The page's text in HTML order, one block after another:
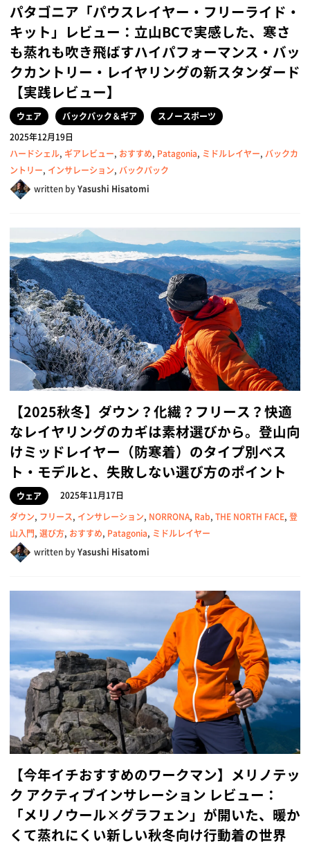
パタゴニア「パウスレイヤー・フリーライド・
キット」レビュー：立山BCで実感した、寒さ
も蒸れも吹き飛ばすハイパフォーマンス・バッ
クカントリー・レイヤリングの新スタンダード
【実践レビュー】
ウェア バックパック＆ギア
スノースポーツ
2025年12月19日
ハードシェル, ギアレビュー, おすすめ, Patagonia, ミドルレイヤー, バックカ
ントリー, インサレーション, バックパック
written byYasushi Hisatomi
【2025秋冬】ダウン？化繊？フリース？快適
なレイヤリングのカギは素材選びから。登山向
けミッドレイヤー（防寒着）のタイプ別ベス
ト・モデルと、失敗しない選び方のポイント
ウェア
2025年11月17日
ダウン, フリース, インサレーション, NORRONA, Rab, THE NORTH FACE, 登
山入門, 選び方, おすすめ, Patagonia, ミドルレイヤー
written byYasushi Hisatomi
【今年イチおすすめのワークマン】メリノテッ
ク アクティブインサレーション レビュー：
「メリノウール×グラフェン」が開いた、暖か
くて蒸れにくい新しい秋冬向け行動着の世界